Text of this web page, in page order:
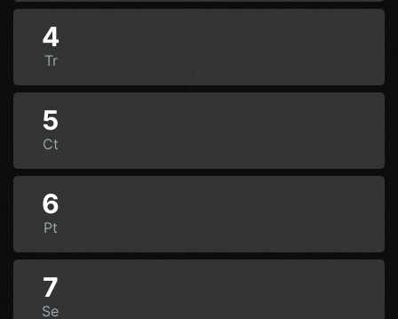
4
Tr
5
Ct
6
Pt
7
Se